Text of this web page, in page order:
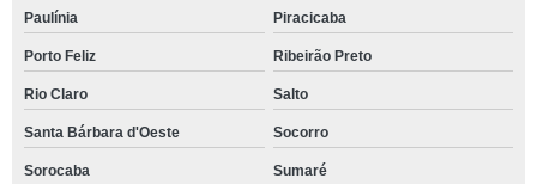
Paulínia Piracicaba
Porto Feliz Ribeirão Preto
Rio Claro Salto
Santa Bárbara d'Oeste Socorro
Sorocaba Sumaré